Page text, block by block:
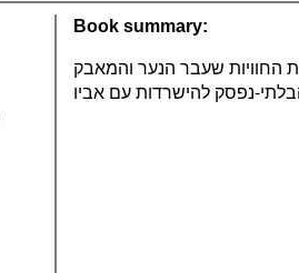
Book summary:
החוויות שעבר הנער והמאבק